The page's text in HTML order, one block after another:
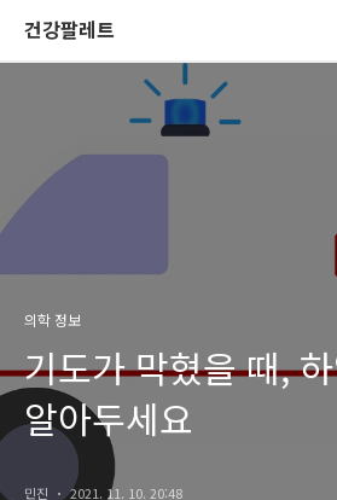
건강팔레트
의학 정보
기도가 막혔을 때,
알아두세요
민진 2021. 11. 10. 20:48